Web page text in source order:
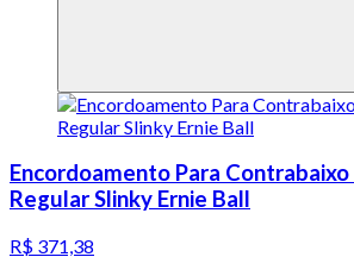
Encordoamento Para
Regular Slinky Ernie Ball
R$ 371,38